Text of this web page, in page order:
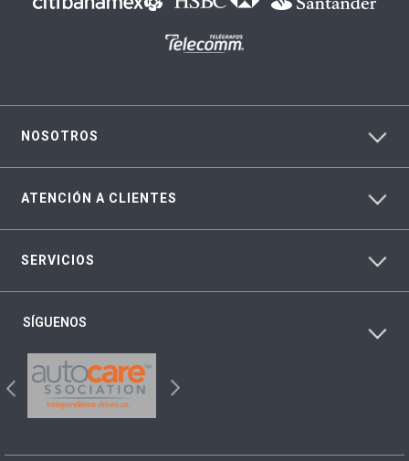
NOSOTROS
ATENCIÓN A CLIENTES
SERVICIOS
SÍGUENOS